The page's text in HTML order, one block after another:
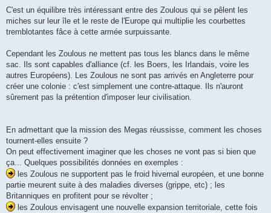
C'est un équilibre très intéressant entre des Zoulous qui se pêlent les
miches sur leur île et le reste de l'Europe qui multiplie les courbettes
tremblotantes fâce à cette armée surpuissante.
Cependant les Zoulous ne mettent pas tous les blancs dans le même
sac. Ils sont capables d'alliance (cf. les Boers, les Irlandais, voire les
autres Européens). Les Zoulous ne sont pas arrivés en Angleterre pour
créer une colonie : c'est simplement une contre-attaque. Ils n'auront
sûrement pas la prétention d'imposer leur civilisation.
En admettant que la mission des Megas réussisse, comment les choses
tournent-elles ensuite ?
On peut effectivement imaginer que les choses ne vont pas si bien que
ça... Quelques possibilités données en exemples :
les Zoulous ne supportent pas le froid hivernal européen, et une bonne
partie meurent suite à des maladies diverses (grippe, etc) ; les
Britanniques en profitent pour se révolter ;
les Zoulous envisagent une nouvelle expansion territoriale, cette fois